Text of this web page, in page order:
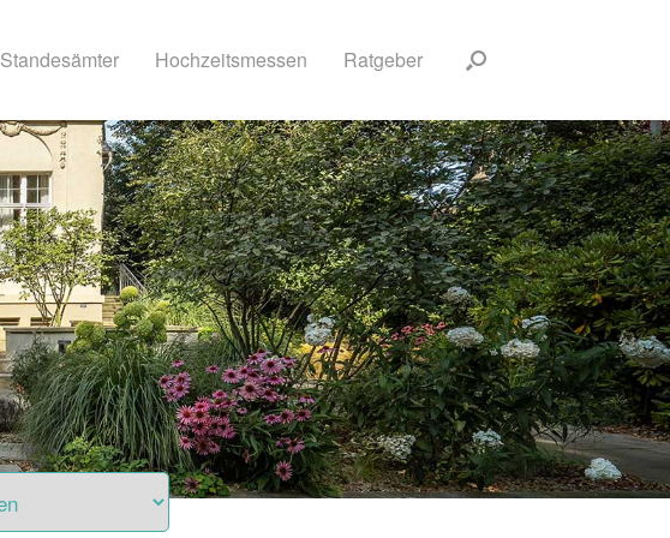
Standesämter Hochzeitsmessen Ratgeber